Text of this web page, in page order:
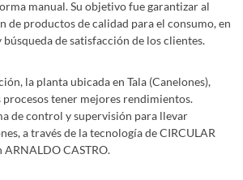
manual. Su objetivo fue garantizar al
de productos de calidad para el consumo, en
de satisfacción de los clientes.
la planta ubicada en Tala (Canelones),
tener mejores rendimientos.
de control y supervisión para llevar
a través de la tecnología de CIRCULAR
ARNALDO CASTRO.